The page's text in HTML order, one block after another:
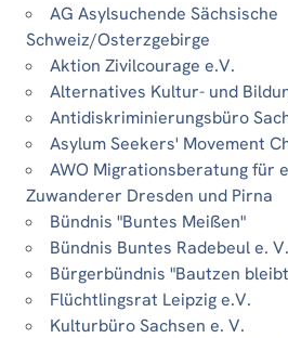
AG Asylsuchende Sächsische
Schweiz/Osterzgebirge
Aktion Zivilcourage e.V.
Alternatives Kultur- und
Antidiskriminierungsbüro
Asylum Seekers' Movement
AWO Migrationsberatung für
Zuwanderer Dresden und Pirna
Bündnis "Buntes Meißen"
Bündnis Buntes Radebeul e. V.
Bürgerbündnis "Bautzen
Flüchtlingsrat Leipzig e.V.
Kulturbüro Sachsen e. V.